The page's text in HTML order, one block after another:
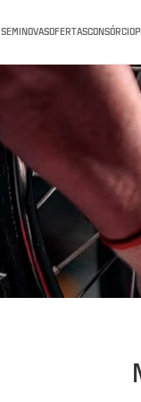
SEMINOVASOFERTASCONSÓRCIO